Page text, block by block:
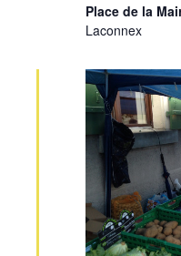
Place de la
Laconnex